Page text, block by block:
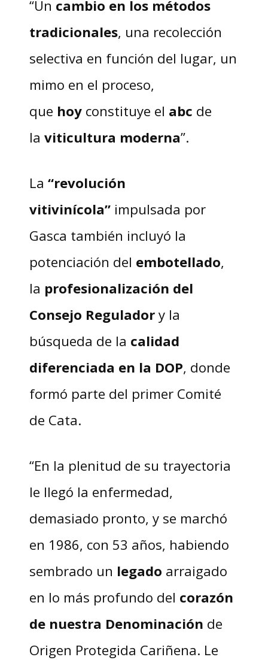
“Un cambio en los métodos
tradicionales, una recolección
selectiva en función del lugar, un
mimo en el proceso,
que hoyconstituye el abc de
la viticultura moderna”.
La “revolución
vitivinícola”impulsada por
Gasca también incluyó la
potenciación del embotellado,
la profesionalización del
Consejo Reguladory la
búsqueda de la calidad
diferenciada en la DOP, donde
formó parte del primer Comité
de Cata.
“En la plenitud de su trayectoria
le llegó la enfermedad,
demasiado pronto, y se marchó
en 1986, con 53 años, habiendo
sembrado un legado arraigado
en lo más profundo del corazón
de nuestra Denominación de
Origen Protegida Cariñena. Le